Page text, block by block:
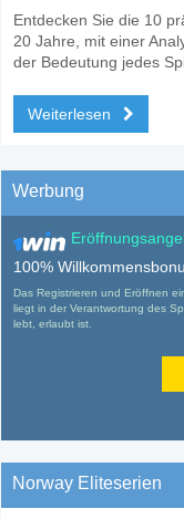
Entdecken Sie die 10
20 Jahre, mit einer
der Bedeutung jedes
Weiterlesen
Werbung
100%
Das Registrieren und Eröffnen
liegt in der Verantwortung des
lebt, erlaubt ist.
Norway Eliteserien